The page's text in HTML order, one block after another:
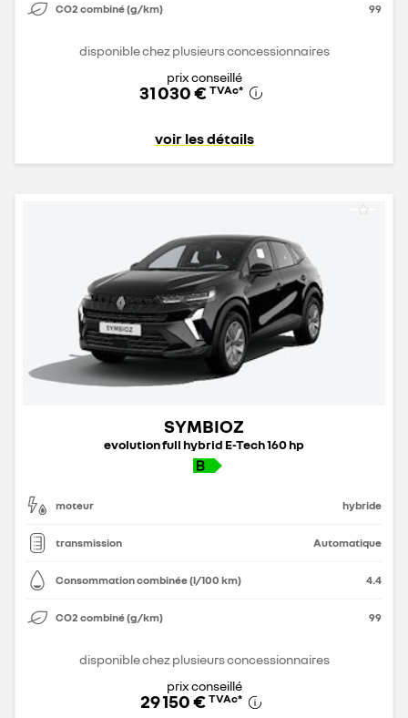
CO2 combiné (g/km) 99
disponible chez plusieurs concessionnaires
prix conseillé
31 030 € TVAc*
voir les détails
SYMBIOZ
evolution full hybrid E-Tech 160 hp
moteur hybride
transmission Automatique
Consommation combinée (l/100 km) 4.4
CO2 combiné (g/km) 99
disponible chez plusieurs concessionnaires
prix conseillé
29 150 € TVAc*